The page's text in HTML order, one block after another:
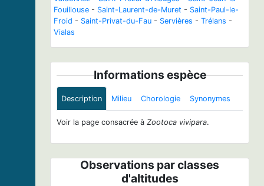
Fouillouse - Saint-Laurent-de-Muret - Saint-Paul-le-
Froid - Saint-Privat-du-Fau - Servières - Trélans -
Vialas
Informations espèce
Description Milieu Chorologie Synonymes
Voir la page consacrée à Zootoca vivipara.
Observations par classes
d'altitudes